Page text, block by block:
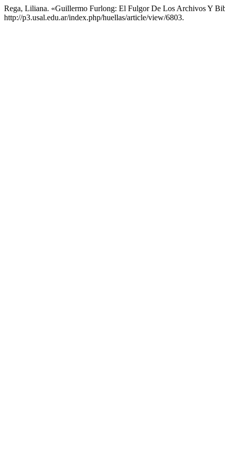
Rega, Liliana. «Guillermo Furlong: El Fulgor De Los Archivos Y
http://p3.usal.edu.ar/index.php/huellas/article/view/6803.